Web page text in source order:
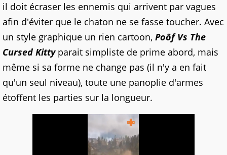
il doit écraser les ennemis qui arrivent par vagues
afin d'éviter que le chaton ne se fasse toucher. Avec
un style graphique un rien cartoon, Poöf Vs The
Cursed Kittyparait simpliste de prime abord, mais
même si sa forme ne change pas (il n'y a en fait
qu'un seul niveau), toute une panoplie d'armes
étoffent les parties sur la longueur.